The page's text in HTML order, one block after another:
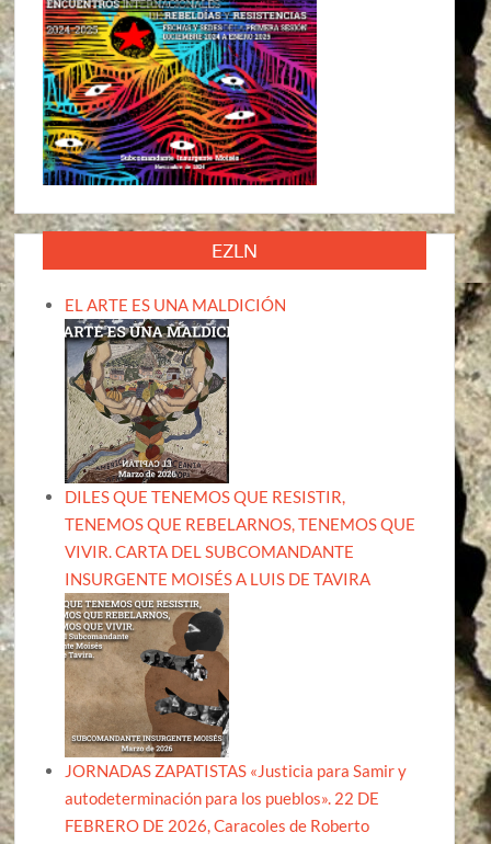
EZLN
EL ARTE ES UNA MALDICIÓN
DILES QUE TENEMOS QUE RESISTIR,
TENEMOS QUE REBELARNOS, TENEMOS QUE
VIVIR. CARTA DEL SUBCOMANDANTE
INSURGENTE MOISÉS A LUIS DE TAVIRA
JORNADAS ZAPATISTAS «Justicia para Samir y
autodeterminación para los pueblos». 22 DE
FEBRERO DE 2026, Caracoles de Roberto